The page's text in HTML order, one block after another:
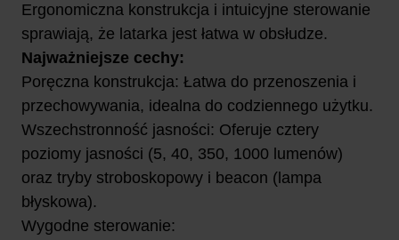
Ergonomiczna konstrukcja i intuicyjne sterowanie
sprawiają, że latarka jest łatwa w obsłudze.
Najważniejsze cechy:
Poręczna konstrukcja: Łatwa do przenoszenia i
przechowywania, idealna do codziennego użytku.
Wszechstronność jasności: Oferuje cztery
poziomy jasności (5, 40, 350, 1000 lumenów)
oraz tryby stroboskopowy i beacon (lampa
błyskowa).
Wygodne sterowanie: